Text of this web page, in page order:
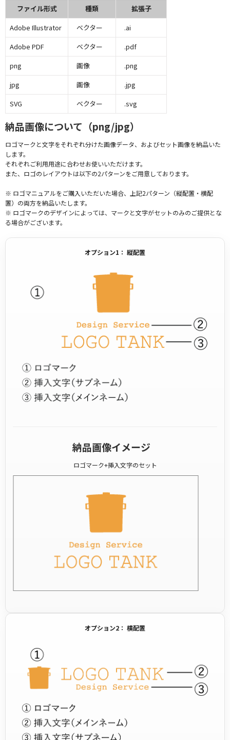
ファイル形式 種類
拡張子
Adobe Illustrator
ベクター
.ai
Adobe PDF
ベクター
.pdf
png
画像
.png
jpg
画像
.jpg
SVG
ベクター .svg
納品画像について（png/jpg）
ロゴマークと文字をそれぞれ分けた画像データ、およびセット画像を納品いた
します。
それぞれご利用用途に合わせお使いいただけます。
また、ロゴのレイアウトは以下の2パターンをご用意しております。
※ ロゴマニュアルをご購入いただいた場合、上記2パターン（縦配置・横配
置）の両方を納品いたします。
※ ロゴマークのデザインによっては、マークと文字がセットのみのご提供とな
る場合がございます。
オプション1： 縦配置
納品画像イメージ
ロゴマーク+挿入文字のセット
オプション2： 横配置